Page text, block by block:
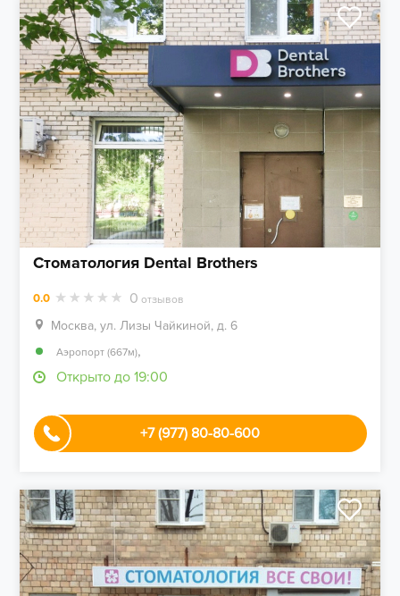
Стоматология Dental Brothers
0.0 0 отзывов
Москва, ул. Лизы Чайкиной, д. 6
Аэропорт (667м),
Открыто до 19:00
+7 (977) 80-80-600